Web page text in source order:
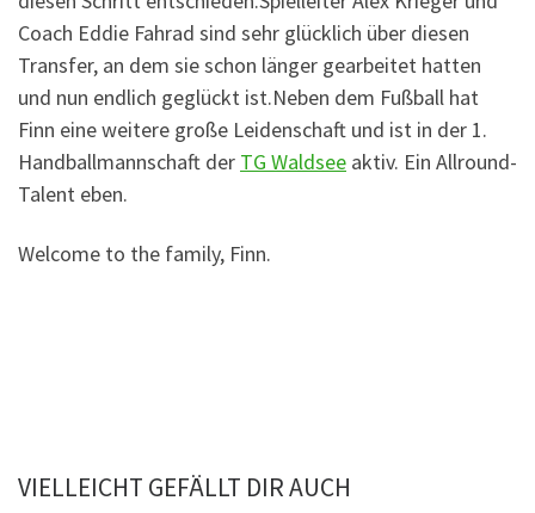
Coach Eddie Fahrad sind sehr glücklich über diesen
Transfer, an dem sie schon länger gearbeitet hatten
und nun endlich geglückt ist.Neben dem Fußball hat
Finn eine weitere große Leidenschaft und ist in der 1.
Handballmannschaft der TG Waldsee aktiv. Ein Allround-
Talent eben.
Welcome to the family, Finn.
VIELLEICHT GEFÄLLT DIR AUCH